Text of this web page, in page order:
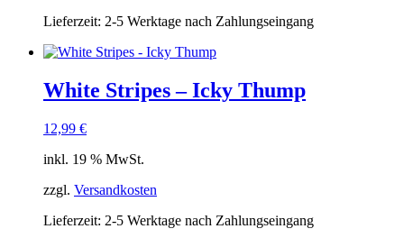
Lieferzeit: 2-5 Werktage nach Zahlungseingang
White Stripes – Icky Thump
12,99 €
inkl. 19 % MwSt.
zzgl. Versandkosten
Lieferzeit: 2-5 Werktage nach Zahlungseingang